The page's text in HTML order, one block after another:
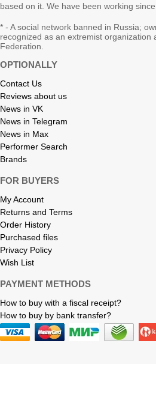
based on it. We have been working
* - A social network banned in Russia;
recognized as an extremist organization
Federation.
OPTIONALLY
Contact Us
Reviews about us
News in VK
News in Telegram
News in Max
Performer Search
Brands
FOR BUYERS
My Account
Returns and Terms
Order History
Purchased files
Privacy Policy
Wish List
PAYMENT METHODS
How to buy with a fiscal receipt?
How to buy by bank transfer?